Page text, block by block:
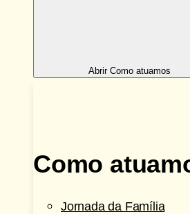
Abrir Como atuamos
Como
Jornada da Família